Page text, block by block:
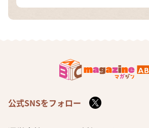
公式SNSをフォロー